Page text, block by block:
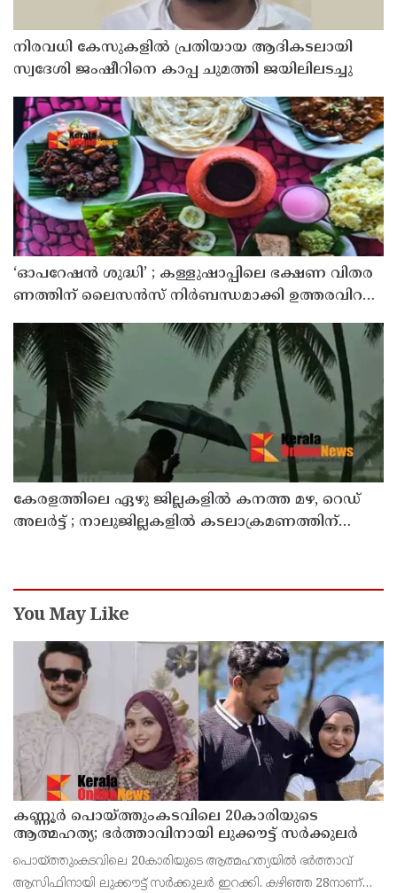
നിരവധി കേസുകളിൽ പ്രതിയായ ആദികടലായി
സ്വദേശി ജംഷീറിനെ കാപ്പ ചുമത്തി ജയിലിലടച്ചു
‘ഓ​പ​റേ​ഷ​ൻ ശു​ദ്ധി’ ; ക​ള്ളു​ഷാ​പ്പി​ലെ ഭ​ക്ഷ​ണ വി​ത​ര​
ണ​ത്തി​ന് ലൈ​സ​ൻ​സ് നി​ർ​ബ​ന്ധ​മാ​ക്കി ഉ​ത്ത​ര​വി​റ​
ക്കി എ​ക്​​സൈ​സ്​ വ​കു​പ്പ്​
കേരളത്തിലെ ഏഴു ജില്ലകളിൽ കനത്ത മഴ, റെഡ്
അലർട്ട് ; നാലുജില്ലകളിൽ കടലാക്രമണത്തിന്
You May Like
കണ്ണൂർ പൊയ്ത്തുംകടവിലെ 20കാരിയുടെ
ആത്മഹത്യ; ഭർത്താവിനായി ലുക്കൗട്ട് സർക്കുലർ
പൊയ്ത്തുംകടവിലെ 20കാരിയുടെ ആത്മഹത്യയിൽ ഭർത്താവ്
ആസിഫിനായി ലുക്കൗട്ട് സർക്കുലർ ഇറക്കി. കഴിഞ്ഞ 28നാണ്